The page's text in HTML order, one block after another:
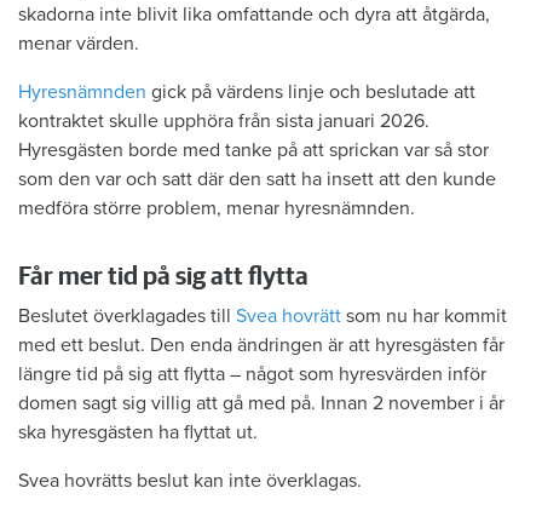
skadorna inte blivit lika omfattande och dyra att åtgärda,
menar värden.
Hyresnämnden gick på värdens linje och beslutade att
kontraktet skulle upphöra från sista januari 2026.
Hyresgästen borde med tanke på att sprickan var så stor
som den var och satt där den satt ha insett att den kunde
medföra större problem, menar hyresnämnden.
Får mer tid på sig att flytta
Beslutet överklagades till Svea hovrätt som nu har kommit
med ett beslut. Den enda ändringen är att hyresgästen får
längre tid på sig att flytta – något som hyresvärden inför
domen sagt sig villig att gå med på. Innan 2 november i år
ska hyresgästen ha flyttat ut.
Svea hovrätts beslut kan inte överklagas.